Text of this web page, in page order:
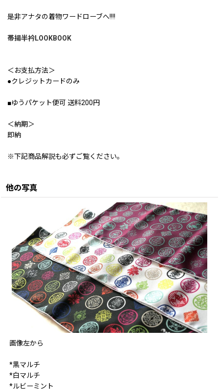
是非アナタの着物ワードローブへ!!!!
帯揚半衿LOOKBOOK
＜お支払方法＞
●クレジットカードのみ
■ゆうパケット便可 送料200円
＜納期＞
即納
※下記商品解説も必ずご覧ください。
他の写真
画像左から
*黒マルチ
*白マルチ
*ルビーミント